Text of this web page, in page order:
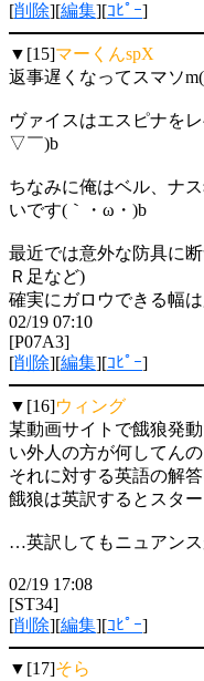
[削除][編集][ｺﾋﾟｰ]
▼[15]マーくんspX
返事遅くなってスマソ
ヴァイスはエスピナを
▽￣)b
ちなみに俺はベル、ナ
いです(｀・ω・)b
最近では意外な防具に
Ｒ足など)
確実にガロウできる幅
02/19 07:10
[P07A3]
[削除][編集][ｺﾋﾟｰ]
▼[16]ウィング
某動画サイトで餓狼発
い外人の方が何してん
それに対する英語の解
餓狼は英訳するとスタ
…英訳してもニュアン
02/19 17:08
[ST34]
[削除][編集][ｺﾋﾟｰ]
▼[17]そら